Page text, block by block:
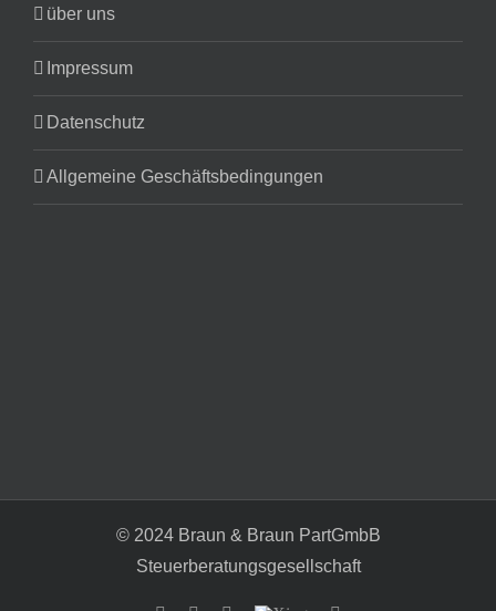
über uns
Impressum
Datenschutz
Allgemeine Geschäftsbedingungen
© 2024 Braun & Braun PartGmbB
Steuerberatungsgesellschaft